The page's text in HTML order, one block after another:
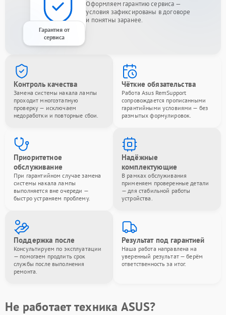
Гарантия от
сервиса
Оформляем гарантию сервиса —
условия зафиксированы в договоре
и понятны заранее.
Контроль качества
Замена системы накала лампы
проходит многоэтапную
проверку — исключаем
недоработки и повторные сбои.
Чёткие обязательства
Работа Asus RemSupport
сопровождается прописанными
гарантийными условиями — без
размытых формулировок.
Приоритетное
обслуживание
При гарантийном случае замена
системы накала лампы
выполняется вне очереди —
быстро устраняем проблему.
Надёжные
комплектующие
В рамках обслуживания
применяем проверенные детали
— для стабильной работы
устройства.
Поддержка после
Консультируем по эксплуатации
— помогаем продлить срок
службы после выполнения
ремонта.
Результат под гарантией
Наша работа направлена на
уверенный результат — берём
ответственность за итог.
Не работает техника ASUS?